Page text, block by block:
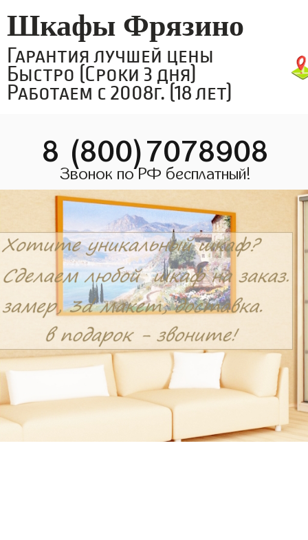
Шкафы Фрязино
Гарантия лучшей цены
Быстро (Сроки 3 дня)
Работаем с 2008г. (18 лет)
8 (800)7078908
Звонок по РФ бесплатный!